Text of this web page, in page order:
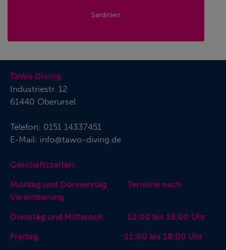
Sardinien
TaWo Diving
Industriestr. 12
61440 Oberursel
Telefon: 0151 14337451
E-Mail: info@tawo-diving.de
Geschäftszeiten:
Montag und Donnerstag Termine nach
Vereinbarung
Dienstag und Mittwoch 12:00 bis 18:00 Uhr
Freitag 11:00 bis 18:00 Uhr